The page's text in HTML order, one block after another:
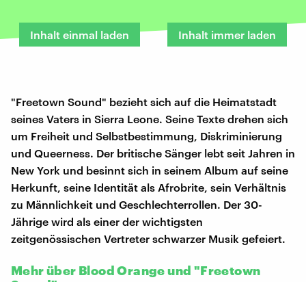
Inhalt einmal laden Inhalt immer laden
"Freetown Sound" bezieht sich auf die Heimatstadt
seines Vaters in Sierra Leone. Seine Texte drehen sich
um Freiheit und Selbstbestimmung, Diskriminierung
und Queerness. Der britische Sänger lebt seit Jahren in
New York und besinnt sich in seinem Album auf seine
Herkunft, seine Identität als Afrobrite, sein Verhältnis
zu Männlichkeit und Geschlechterrollen. Der 30-
Jährige wird als einer der wichtigsten
zeitgenössischen Vertreter schwarzer Musik gefeiert.
Mehr über Blood Orange und "Freetown